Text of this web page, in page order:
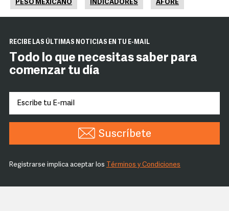
PESO MEXICANO INDICADORES AFORE
RECIBE LAS ÚLTIMAS NOTICIAS EN TU E-MAIL
Todo lo que necesitas saber para
comenzar tu día
Suscríbete
Registrarse implica aceptar los Términos y Condiciones